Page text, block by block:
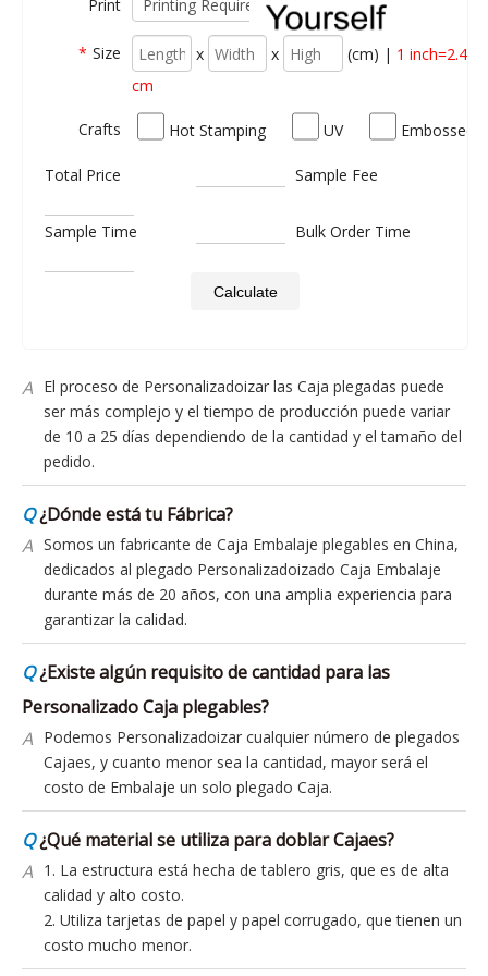
Print
* Size x x (cm) | 1 inch=2.45
cm
Crafts Hot Stamping UV Embossed
Total Price Sample Fee
Sample Time Bulk Order Time
Calculate
El tiempo más rápido en el que podemos
Personalizadoplegar una muestra Caja con confirmación
del documento es 1 día.
¿Cuanto tiempo tarda el transporte?
Debido a la implicación de diferentes canales logísticos y
destinos, pueden existir diferencias horarias importantes.Al
transporte para los diferentes canales.
¿En cuanto al tiempo de producción?
El proceso de Personalizadoizar las Caja plegadas puede
pedido.
¿Dónde está tu Fábrica?
Somos un fabricante de Caja Embalaje plegables en China,
dedicados al plegado Personalizadoizado Caja Embalaje
durante más de 20 años, con una amplia experiencia para
garantizar la calidad.
¿Existe algún requisito de cantidad para las
Personalizado Caja plegables?
Cajaes, y cuanto menor sea la cantidad, mayor será el
costo de Embalaje un solo plegado Caja.
¿Qué material se utiliza para doblar Cajaes?
1. La estructura está hecha de tablero gris, que es de alta
calidad y alto costo.
2. Utiliza tarjetas de papel y papel corrugado, que tienen un
costo mucho menor.
¿Cuánto tiempo lleva Personalizadoizar una
muestra plegable Caja?